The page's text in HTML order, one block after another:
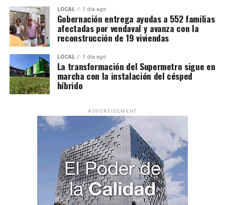
LOCAL 1 día ago
Gobernación entrega ayudas a 552 familias
afectadas por vendaval y avanza con la
reconstrucción de 19 viviendas
LOCAL 1 día ago
La transformación del Supermetro sigue en
marcha con la instalación del césped
híbrido
ADVERTISEMENT